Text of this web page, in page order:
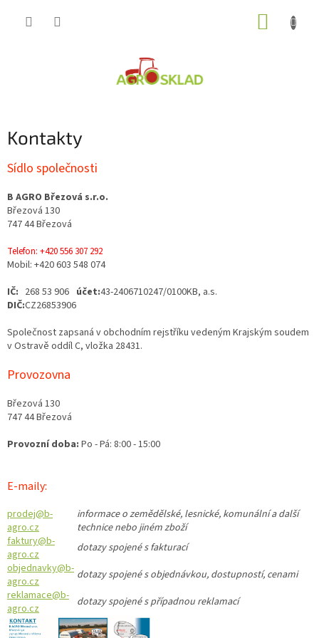
Kontakty
Sídlo společnosti
B AGRO Březová s.r.o.
Březová 130
747 44 Březová
Telefon: +420 556 307 292
Mobil: +420 603 548 074
IČ: 268 53 906 účet:43-2406710247/0100KB, a.s.
DIČ:CZ26853906
Společnost zapsaná v obchodním rejstříku vedeným Krajským soudem
v Ostravě oddíl C, vložka 28431.
Provozovna
Březová 130
747 44 Březová
Provozní doba: Po - Pá: 8:00 - 15:00
E-maily:
prodej@b-
agro.cz
informace o zemědělské, lesnické, komunální a další
technice nebo jiném zboží
faktury@b-
agro.cz
dotazy spojené s fakturací
objednavky@b-
agro.cz
dotazy spojené s objednávkou, dostupností, cenami
reklamace@b-
agro.cz
dotazy spojené s případnou reklamací